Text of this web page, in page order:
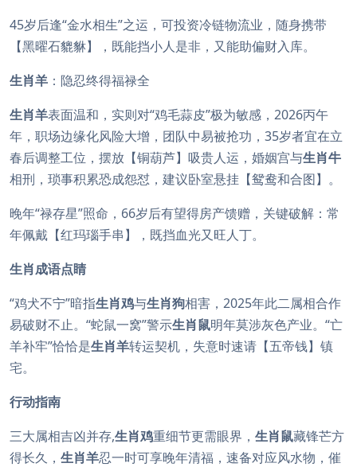
45岁后逢“金水相生”之运，可投资冷链物流业，随身携带
【黑曜石貔貅】，既能挡小人是非，又能助偏财入库。
生肖羊 ：隐忍终得福禄全
生肖羊表面温和，实则对“鸡毛蒜皮”极为敏感，2026丙午
年，职场边缘化风险大增，团队中易被抢功，35岁者宜在立
春后调整工位，摆放【铜葫芦】吸贵人运，婚姻宫与生肖牛
相刑，琐事积累恐成怨怼，建议卧室悬挂【鸳鸯和合图】。
晚年“禄存星”照命，66岁后有望得房产馈赠，关键破解：常
年佩戴【红玛瑙手串】，既挡血光又旺人丁。
生肖成语点睛
“鸡犬不宁”暗指生肖鸡与生肖狗相害，2025年此二属相合作
易破财不止。“蛇鼠一窝”警示生肖鼠明年莫涉灰色产业。“亡
羊补牢”恰恰是生肖羊转运契机，失意时速请【五帝钱】镇
宅。
行动指南
三大属相吉凶并存,生肖鸡重细节更需眼界， 生肖鼠藏锋芒方
得长久， 生肖羊忍一时可享晚年清福，速备对应风水物，催